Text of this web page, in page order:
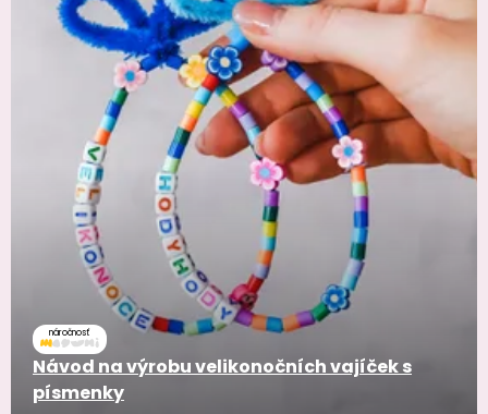
náročnosť
Návod na výrobu velikonočních vajíček s
písmenky